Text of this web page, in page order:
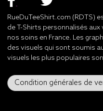
RueDuTeeShirt.com (RDTS)
de T-Shirts personnalisés
nos soins en France. Les
des visuels qui sont soumis
visuels les plus populaires